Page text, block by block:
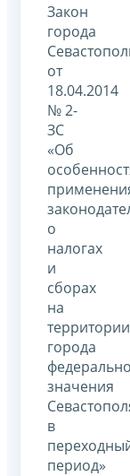
Закон
города
от
18.04.2014
№ 2-
ЗС
«Об
о
налогах
и
сборах
на
территории
города
значения
в
период»